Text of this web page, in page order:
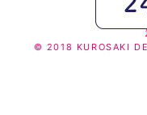
© 2018 KUROSAKI